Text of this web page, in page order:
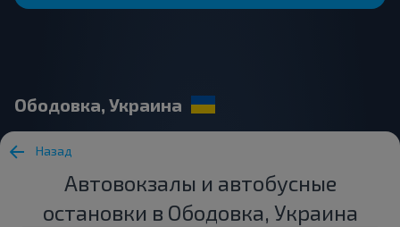
Ободовка, Украина
Назад
Автовокзалы и автобусные
остановки в Ободовка, Украина